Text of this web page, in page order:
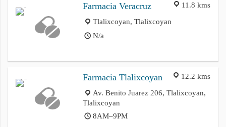
11.8 kms
Farmacia Veracruz
Tlalixcoyan, Tlalixcoyan
N/a
12.2 kms
Farmacia Tlalixcoyan
Av. Benito Juarez 206, Tlalixcoyan,
Tlalixcoyan
8AM–9PM